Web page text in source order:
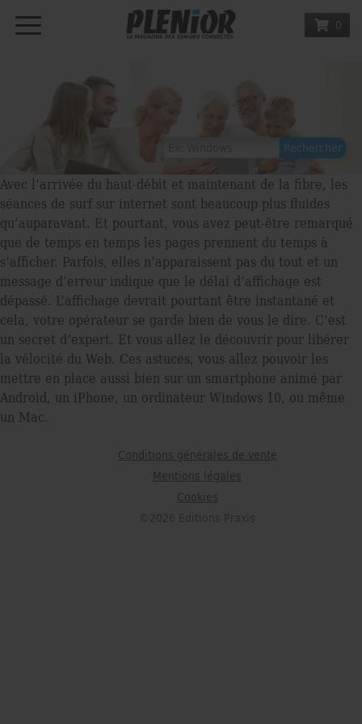
0
Avec l’arrivée du haut-débit et maintenant de la ﬁbre, les
séances de surf sur internet sont beaucoup plus ﬂuides
qu’auparavant. Et pourtant, vous avez peut-être remarqué
que de temps en temps les pages prennent du temps à
s’afﬁcher. Parfois, elles n’apparaissent pas du tout et un
message d’erreur indique que le délai d’afﬁchage est
dépassé. L’afﬁchage devrait pourtant être instantané et
cela, votre opérateur se garde bien de vous le dire. C’est
un secret d’expert. Et vous allez le découvrir pour libérer
la vélocité du Web. Ces astuces, vous allez pouvoir les
mettre en place aussi bien sur un smartphone animé par
Android, un iPhone, un ordinateur Windows 10, ou même
un Mac.
Conditions générales de vente
Mentions légales
Cookies